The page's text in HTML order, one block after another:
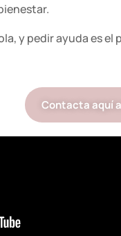
y pedir ayuda es
Contacta aquí